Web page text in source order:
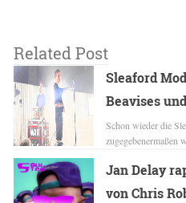
Related Post
Sleaford
Beavises
Schon wieder die
Jan Delay
von Chris